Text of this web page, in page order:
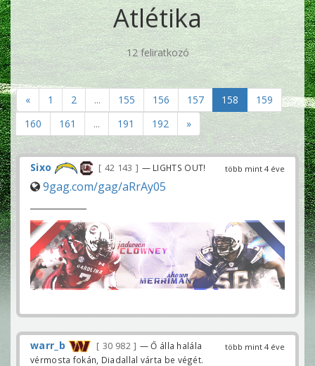
Atlétika
12 feliratkozó
« 1 2 ... 155 156 157 158
159
160
161 ... 191 192 »
több mint 4 éve
Sixo 42 143 — LIGHTS OUT!
9gag.com/gag/aRrAy05
több mint 4 éve
warr_b 30 982
— Ő álla halála
vérmosta fokán, Diadallal várta be végét.